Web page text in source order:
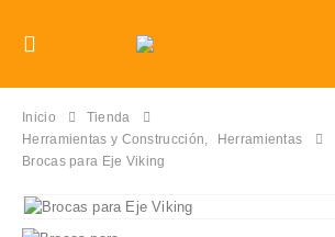
Inicio
Tienda
Herramientas y Construcción,
Herramientas
Brocas para Eje Viking